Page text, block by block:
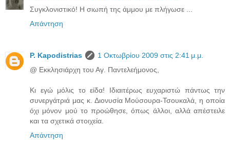
Συγκλονιστικό! Η σιωπή της άμμου με πλήγωσε ...
Απάντηση
P. Kapodistrias
1 Οκτωβρίου 2009 στις 2:41 μ.μ.
@ Εκκλησιάρχη του Αγ. Παντελεήμονος,
Κι εγώ μόλις το είδα! Ιδιαιτέρως ευχαριστώ πάντως την
συνεργάτριά μας κ. Διονυσία Μούσουρα-Τσουκαλά, η οποία
όχι μόνον μού το προώθησε, όπως άλλοι, αλλά απέστειλε
και τα σχετικά στοιχεία.
Απάντηση